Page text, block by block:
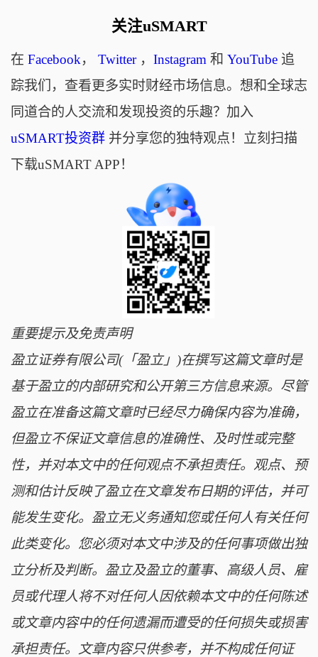
关注uSMART
在 Facebook， Twitter， Instagram和 YouTube追
踪我们，查看更多实时财经市场信息。想和全球志
同道合的人交流和发现投资的乐趣？加入
uSMART投资群并分享您的独特观点！立刻扫描
下载uSMART APP！
重要提示及免责声明
盈立证券有限公司(「盈立」)在撰写这篇文章时是
基于盈立的内部研究和公开第三方信息来源。尽管
盈立在准备这篇文章时已经尽力确保内容为准确，
但盈立不保证文章信息的准确性、及时性或完整
性，并对本文中的任何观点不承担责任。观点、预
测和估计反映了盈立在文章发布日期的评估，并可
能发生变化。盈立无义务通知您或任何人有关任何
此类变化。您必须对本文中涉及的任何事项做出独
立分析及判断。盈立及盈立的董事、高级人员、雇
员或代理人将不对任何人因依赖本文中的任何陈述
或文章内容中的任何遗漏而遭受的任何损失或损害
承担责任。文章内容只供参考，并不构成任何证